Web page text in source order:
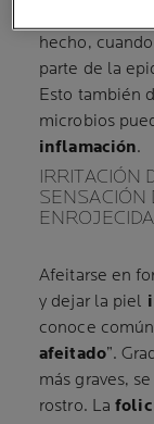
hecho,
parte de la
Esto también
microbios
inflamación.
IRRITACIÓN
SENSACIÓN
ENROJECIDA
Afeitarse en
y dejar la piel
conoce
afeitado”.
más graves,
rostro. La